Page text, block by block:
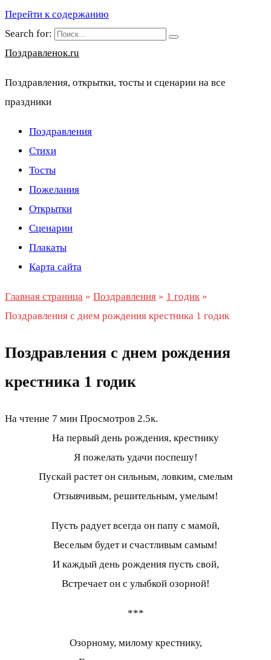
Перейти к содержанию
Search for:
Поздравленок.ru
Поздравления, открытки, тосты и сценарии на все
праздники
Поздравления
Стихи
Тосты
Пожелания
Открытки
Сценарии
Плакаты
Карта сайта
Главная страница » Поздравления » 1 годик »
Поздравления с днем рождения крестника 1 годик
Поздравления с днем рождения
крестника 1 годик
На чтение 7 мин Просмотров 2.5к.
На первый день рождения, крестнику
Я пожелать удачи поспешу!
Пускай растет он сильным, ловким, смелым
Отзывчивым, решительным, умелым!
Пусть радует всегда он папу с мамой,
Веселым будет и счастливым самым!
И каждый день рождения пусть свой,
Встречает он с улыбкой озорной!
***
Озорному, милому крестнику,